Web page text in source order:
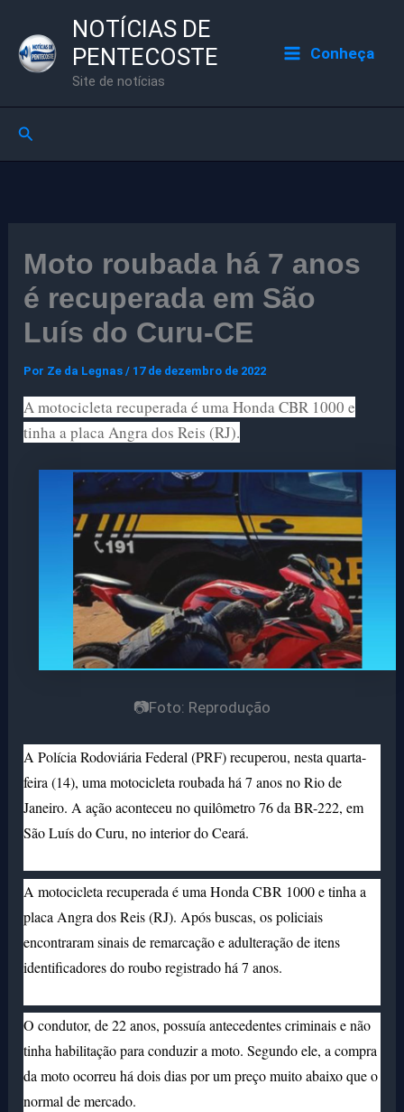
para
NOTÍCIAS DE
PENTECOSTE
Site de notícias
Conheça
Pesquisar
Moto roubada há 7 anos
é recuperada em São
Luís do Curu-CE
Por Ze da Legnas/ 17 de dezembro de 2022
A motocicleta recuperada é uma Honda CBR 1000 e
tinha a placa Angra dos Reis (RJ).
📷Foto: Reprodução
A Polícia Rodoviária Federal (PRF) recuperou, nesta quarta-
feira (14), uma motocicleta roubada há 7 anos no Rio de
Janeiro. A ação aconteceu no quilômetro 76 da BR-222, em
São Luís do Curu, no interior do Ceará.
A motocicleta recuperada é uma Honda CBR 1000 e tinha a
placa Angra dos Reis (RJ). Após buscas, os policiais
encontraram sinais de remarcação e adulteração de itens
identificadores do roubo registrado há 7 anos.
O condutor, de 22 anos, possuía antecedentes criminais enão
tinha habilitação para conduzir a moto. Segundo ele, a compra
da moto ocorreu há dois dias por um preço muito abaixo que o
normal de mercado.